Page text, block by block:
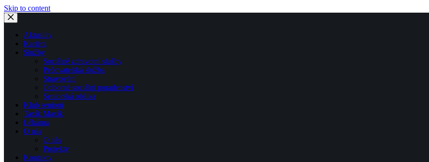
Skip to content
Aktuality
Kariéra
Služby
Sociálně zdravotní služby
Pečovatelská služba
Stravování
Odborné sociální poradenství
Seniorská obálka
Klub seniorů
Taxík Maxík
Lékárna
O nás
O nás
Projekty
Kontakty